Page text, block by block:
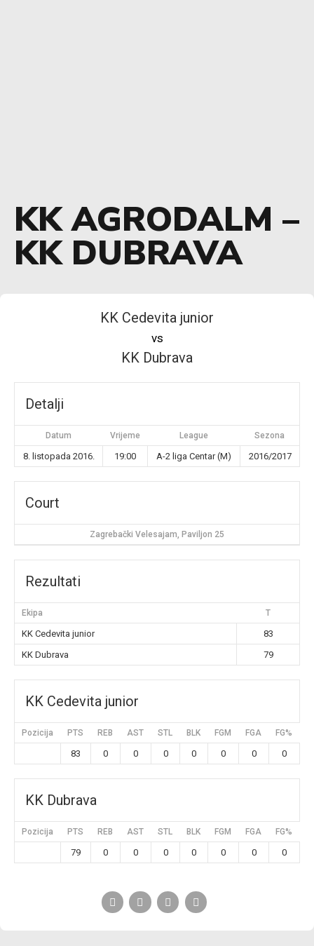
KK AGRODALM –
KK DUBRAVA
KK Cedevita junior
vs
KK Dubrava
Detalji
Datum Vrijeme League Sezona
8. listopada 2016. 19:00 A-2 liga Centar (M) 2016/2017
Court
Zagrebački Velesajam, Paviljon 25
Rezultati
Ekipa T
KK Cedevita junior
83
KK Dubrava
79
KK Cedevita junior
Pozicija PTS REB AST STL BLK FGM FGA FG%
83 0 0 0 0 0 0 0
KK Dubrava
Pozicija PTS REB AST STL BLK FGM FGA FG%
79 0 0 0 0 0 0 0